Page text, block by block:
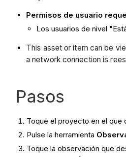
Permisos de usuario
Los usuarios de nivel
This asset or item can be
a network connection is
Pasos
Toque el proyecto en el que
Pulse la herramienta
Toque la observación que